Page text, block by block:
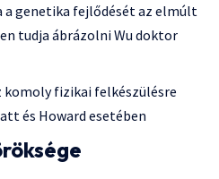
a genetika fejlődését az elmúlt
tudja ábrázolni Wu doktor
komoly fizikai felkészülésre
és Howard esetében